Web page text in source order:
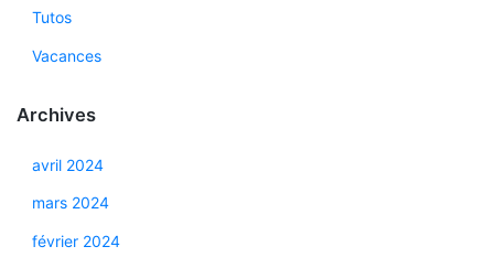
Tutos
Vacances
Archives
avril 2024
mars 2024
février 2024